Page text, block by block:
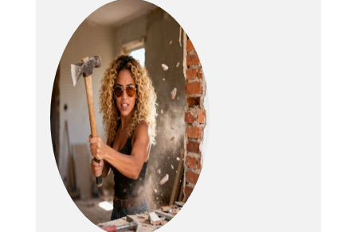
monophasés ou triphasés qui
peuvent fonctionner dans une
plage de tension de +/- 10 % de
la tension nominale du moteur,
ce qui la rend résistante aux
pics et aux chutes de tension.
Durée de vie prolongée :
fabriquée avec des pièces
métalliques en acier inoxydable
AISI-316, cette pompe garantit
une durée de vie prolongée,
même dans des
environnements humides et à